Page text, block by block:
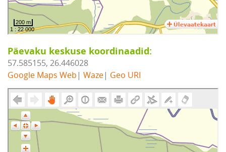
Päevaku keskuse koordinaadid:
57.585155, 26.446028
Google Maps Web | Waze| Geo URI